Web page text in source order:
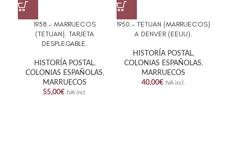
1938.- MARRUECOS
(TETUAN). TARJETA
DESPLEGABLE.
HISTORÍA POSTAL,
COLONIAS ESPAÑOLAS,
MARRUECOS
55,00€ IVA incl.
1950.- TETUAN (MARRUECOS)
A DENVER (EEUU).
HISTORÍA POSTAL,
COLONIAS ESPAÑOLAS,
MARRUECOS
40,00€ IVA incl.